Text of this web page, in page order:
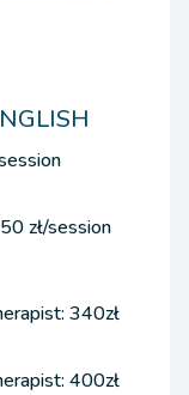
zł/session
340zł
400zł